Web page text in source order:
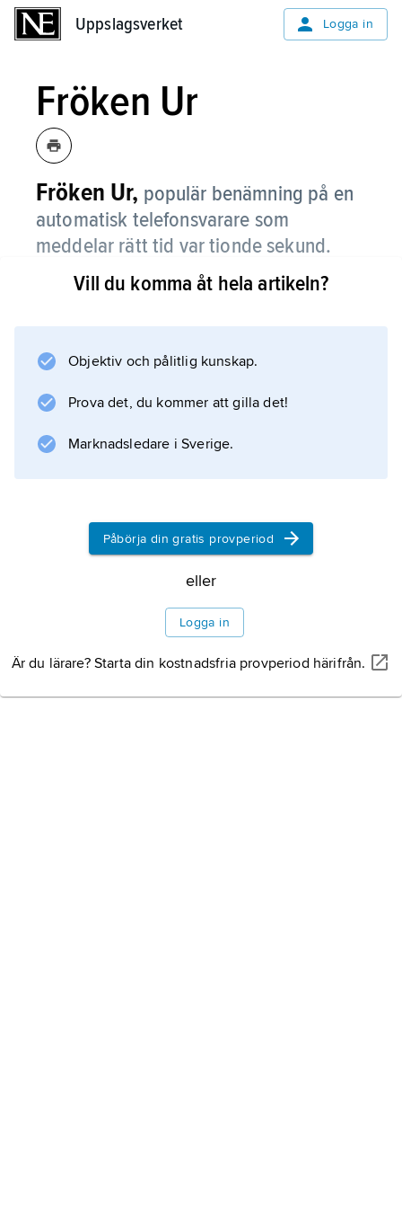
Uppslagsverket Logga in
Fröken Ur
Fröken Ur, populär benämning på en
automatisk telefonsvarare som
meddelar rätt tid var tionde sekund.
Fröken Ur nås på telefonnummer 90 510.
med längden 1/10 sekund och frekvensen 1
tidpunkten. Som tidsreferens används för
närvarande GPS.
Information om artikeln
Vill du komma åt hela artikeln?
Objektiv och pålitlig kunskap.
Prova det, du kommer att gilla det!
Marknadsledare i Sverige.
Påbörja din gratis provperiod
eller
Logga in
Är du lärare? Starta din kostnadsfria provperiod härifrån.